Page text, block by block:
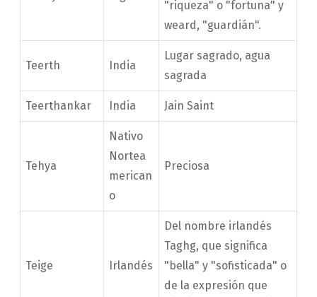
"riqueza" o "fortuna" y
weard, "guardián".
Teerth India
Lugar sagrado, agua
sagrada
Teerthankar India Jain Saint
Tehya
Nativo
Nortea
merican
o
Preciosa
Teige Irlandés
Del nombre irlandés
Taghg, que significa
"bella" y "sofisticada" o
de la expresión que